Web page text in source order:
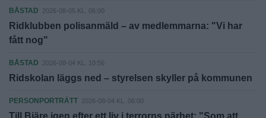
BÅSTAD 2026-08-05 KL. 06:00
Ridklubben polisanmäld – av medlemmarna: "Vi har
fått nog"
BÅSTAD 2026-08-04 KL. 10:56
Ridskolan läggs ned – styrelsen skyller på kommunen
PERSONPORTRÄTT 2026-08-04 KL. 06:00
Till Bjäre igen efter ett liv i terrorns närhet: "Som att